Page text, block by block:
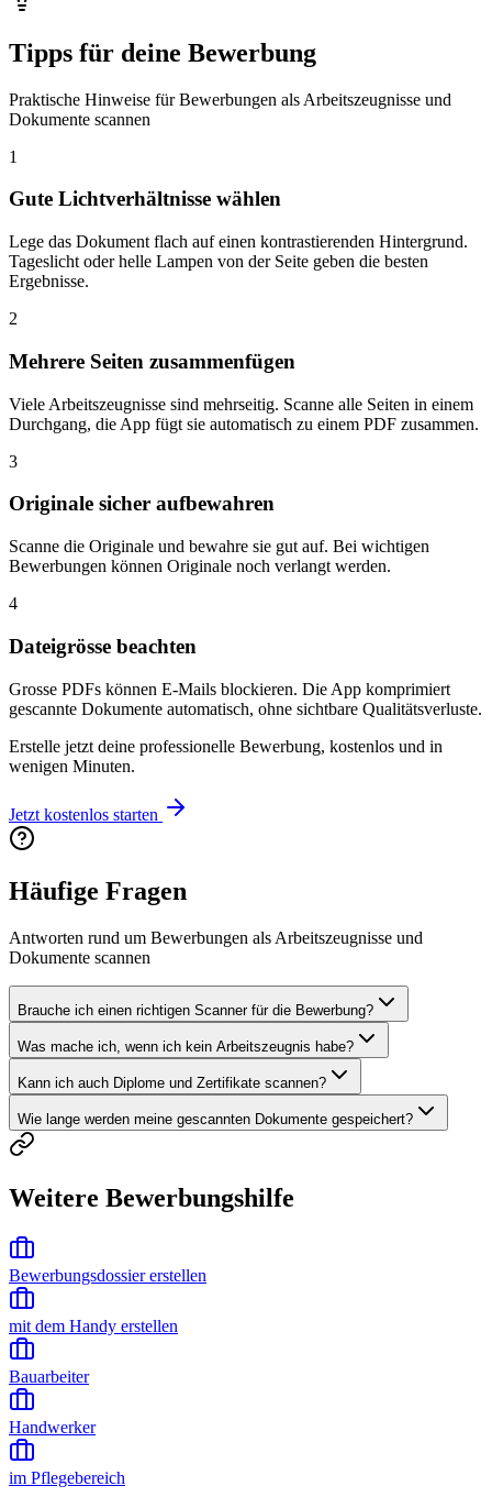
Tipps für deine Bewerbung
Praktische Hinweise für Bewerbungen als Arbeitszeugnisse und
Dokumente scannen
1
Gute Lichtverhältnisse wählen
Lege das Dokument flach auf einen kontrastierenden Hintergrund.
Tageslicht oder helle Lampen von der Seite geben die besten
Ergebnisse.
2
Mehrere Seiten zusammenfügen
Viele Arbeitszeugnisse sind mehrseitig. Scanne alle Seiten in einem
Durchgang, die App fügt sie automatisch zu einem PDF zusammen.
3
Originale sicher aufbewahren
Scanne die Originale und bewahre sie gut auf. Bei wichtigen
Bewerbungen können Originale noch verlangt werden.
4
Dateigrösse beachten
Grosse PDFs können E-Mails blockieren. Die App komprimiert
gescannte Dokumente automatisch, ohne sichtbare Qualitätsverluste.
Erstelle jetzt deine professionelle Bewerbung, kostenlos und in
wenigen Minuten.
Jetzt kostenlos starten
Häufige Fragen
Antworten rund um Bewerbungen als Arbeitszeugnisse und
Dokumente scannen
Brauche ich einen richtigen Scanner für die Bewerbung?
Was mache ich, wenn ich kein Arbeitszeugnis habe?
Kann ich auch Diplome und Zertifikate scannen?
Wie lange werden meine gescannten Dokumente gespeichert?
Weitere Bewerbungshilfe
Bewerbungsdossier erstellen
mit dem Handy erstellen
Bauarbeiter
Handwerker
im Pflegebereich